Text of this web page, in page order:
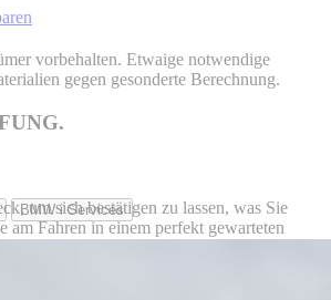
vorbehalten. Etwaige notwendige
gegen gesonderte Berechnung.
um sich bestätigen zu lassen, was Sie
am Fahren in einem perfekt gewarteten
BMW i Services